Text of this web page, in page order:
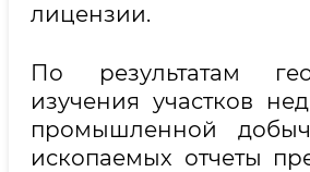
лицензии.
По результатам
изучения участков
промышленной
ископаемых отчеты